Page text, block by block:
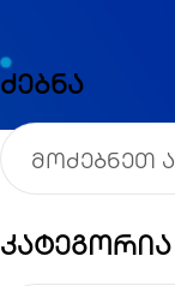
ძებნა
კატეგორია